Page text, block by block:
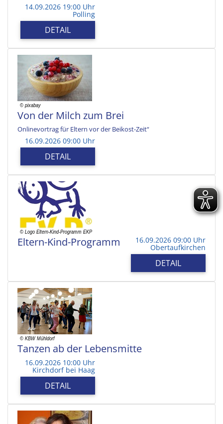
14.09.2026 19:00 Uhr
Polling
DETAIL
Von der Milch zum Brei
Onlinevortrag für Eltern vor der Beikost-Zeit“
16.09.2026 09:00 Uhr
DETAIL
Eltern-Kind-Programm 16.09.2026 09:00 Uhr
Obertaufkirchen
DETAIL
Tanzen ab der Lebensmitte
16.09.2026 10:00 Uhr
Kirchdorf bei Haag
DETAIL